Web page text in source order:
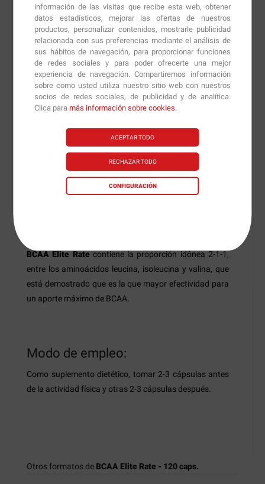
información de las visitas que recibe esta web, obtener
datos estadísticos, mejorar las ofertas de nuestros
productos, personalizar contenidos, mostrarle publicidad
relacionada con sus preferencias mediante el análisis de
sus hábitos de navegación, para proporcionar funciones
de redes sociales y para poder ofrecerte una mejor
experiencia de navegación. Compartiremos información
sobre como usted utiliza nuestro sitio web con nuestros
socios de redes sociales, de publicidad y de analítica.
Clica paramás información sobre cookies.
ACEPTAR TODO
RECHAZAR TODO
CONFIGURACIÓN
del total de proteínas que aportamos al cuerpo cada
día.
Entre sus funciones podemos destacar la de aportar
nitrógeno a las células para poder llevar a cabo sus
funciones metabólicas.
BCAA Elite Rateestimula la síntesis de proteínas
mejorando la absorción y actúan como elemento
energético durante la contracción muscular. También
disminuye la fatiga durante el ejercicio y mejora la
recuperación.
Y es importante la función que realizan relacionada con
BCAA Elite Ratecontiene la proporción idónea 2-1-1,
entre los aminoácidos leucina, isoleucina y valina, que
está demostrado que es la que mayor efectividad para
un aporte máximo de BCAA.
Modo de empleo:
Como suplemento dietético, tomar 2-3 cápsulas antes
de la actividad física y otras 2-3 cápsulas después.
Otros formatos de BCAA Elite Rate - 120 caps.